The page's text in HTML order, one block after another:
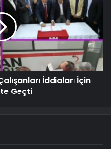
İddiaları İçin
Geçti